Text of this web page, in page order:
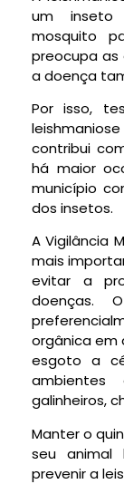
um inseto
mosquito
preocupa as
a doença
Por isso,
contribui
há maior
município
dos insetos.
A Vigilância
mais
evitar a
doenças.
orgânica em
esgoto a
galinheiros,
Manter o
seu animal
prevenir a